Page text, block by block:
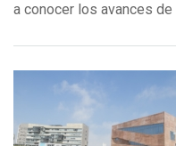
a conocer los avances